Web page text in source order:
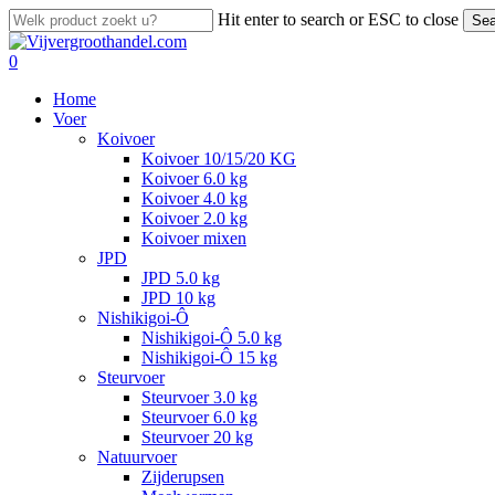
Skip
to
main
Hit enter to search or ESC to close
Close
Search
search
account
0
Home
Voer
Koivoer
Koivoer 10/15/20 KG
Koivoer 6.0 kg
Koivoer 4.0 kg
Koivoer 2.0 kg
Koivoer mixen
JPD
JPD 5.0 kg
JPD 10 kg
Nishikigoi-Ô
Nishikigoi-Ô 5.0 kg
Nishikigoi-Ô 15 kg
Steurvoer
Steurvoer 3.0 kg
Steurvoer 6.0 kg
Steurvoer 20 kg
Natuurvoer
Zijderupsen